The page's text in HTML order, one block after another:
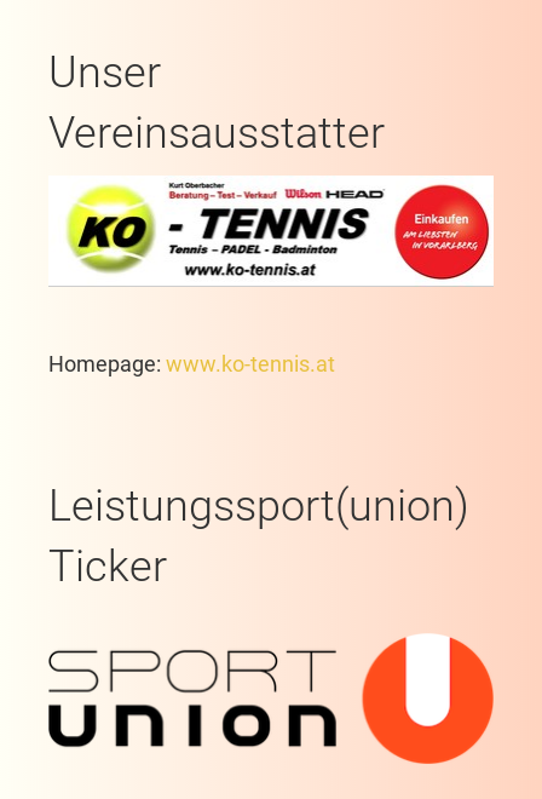
Unser
Vereinsausstatter
Homepage: www.ko-tennis.at
Leistungssport(union)
Ticker